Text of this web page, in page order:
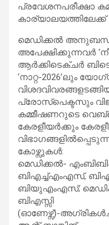
പ്രവേശനപരീക്ഷാ
മെഡിക്കല്‍
അപേക്ഷിക്കുന്നവര്‍
ആര്‍ക്കിടെക്ചര്‍
‘നാറ്റ-2026’ലും
വിശദവിവരങ്ങളടങ്ങിയ
പ്രോസ്പെക്ടസും
കമ്മീഷണറുടെ
കേരളീയര്‍ക്കും
കോഴ്സുകള്‍:
മെഡിക്കല്‍-
ബിഎച്ച്എംഎസ്,
ബിയുഎംഎസ്;
ബിഎസ്സി
(ഓണേഴ്സ്)-